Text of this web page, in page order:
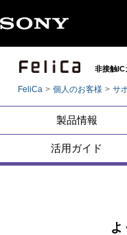
非接触IC
FeliCa 個人のお客様 サ
製品情報
活用ガイド
よ